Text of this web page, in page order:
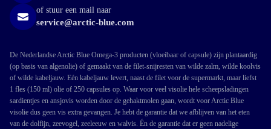
of stuur een mail naar
service@arctic-blue.com
De Nederlandse Arctic Blue Omega-3 producten (vloeibaar of capsule) zijn plantaardig
(op basis van algenolie) of gemaakt van de filet-snijresten van wilde zalm, wilde koolvis
of wilde kabeljauw. Eén kabeljauw levert, naast de filet voor de supermarkt, maar liefst
1 fles (150 ml) olie of 250 capsules op. Waar voor veel visolie hele scheepsladingen
sardientjes en ansjovis worden door de gehaktmolen gaan, wordt voor Arctic Blue
visolie dus geen vis extra gevangen. Je hebt de garantie dat we afblijven van het eten
van de dolfijn, zeevogel, zeeleeuw en walvis. Én de garantie dat er geen nadelige